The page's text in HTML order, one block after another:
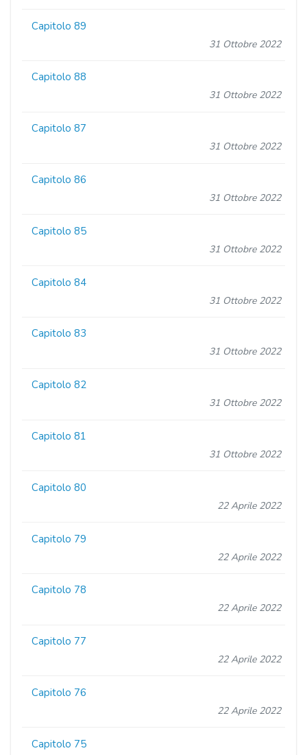
Capitolo 89
31 Ottobre 2022
Capitolo 88
31 Ottobre 2022
Capitolo 87
31 Ottobre 2022
Capitolo 86
31 Ottobre 2022
Capitolo 85
31 Ottobre 2022
Capitolo 84
31 Ottobre 2022
Capitolo 83
31 Ottobre 2022
Capitolo 82
31 Ottobre 2022
Capitolo 81
31 Ottobre 2022
Capitolo 80
22 Aprile 2022
Capitolo 79
22 Aprile 2022
Capitolo 78
22 Aprile 2022
Capitolo 77
22 Aprile 2022
Capitolo 76
22 Aprile 2022
Capitolo 75